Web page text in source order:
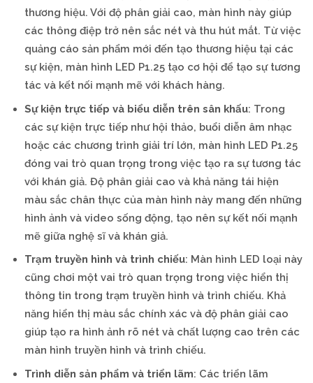
thương hiệu. Với độ phân giải cao, màn hình này giúp
các thông điệp trở nên sắc nét và thu hút mắt. Từ việc
quảng cáo sản phẩm mới đến tạo thương hiệu tại các
sự kiện, màn hình LED P1.25 tạo cơ hội để tạo sự tương
tác và kết nối mạnh mẽ với khách hàng.
Sự kiện trực tiếp và biểu diễn trên sân khấu: Trong
các sự kiện trực tiếp như hội thảo, buổi diễn âm nhạc
hoặc các chương trình giải trí lớn, màn hình LED P1.25
đóng vai trò quan trọng trong việc tạo ra sự tương tác
với khán giả. Độ phân giải cao và khả năng tái hiện
màu sắc chân thực của màn hình này mang đến những
hình ảnh và video sống động, tạo nên sự kết nối mạnh
mẽ giữa nghệ sĩ và khán giả.
Trạm truyền hình và trình chiếu: Màn hình LED loại này
cũng chơi một vai trò quan trọng trong việc hiển thị
thông tin trong trạm truyền hình và trình chiếu. Khả
năng hiển thị màu sắc chính xác và độ phân giải cao
giúp tạo ra hình ảnh rõ nét và chất lượng cao trên các
màn hình truyền hình và trình chiếu.
Trình diễn sản phẩm và triển lãm: Các triển lãm